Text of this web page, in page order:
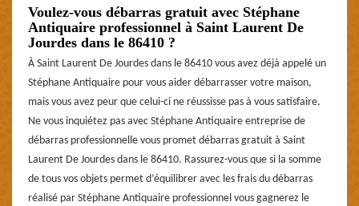
Voulez-vous débarras gratuit avec Stéphane
Antiquaire professionnel à Saint Laurent De
Jourdes dans le 86410 ?
À Saint Laurent De Jourdes dans le 86410 vous avez déjà appelé un
Stéphane Antiquaire pour vous aider débarrasser votre maison,
mais vous avez peur que celui-ci ne réussisse pas à vous satisfaire.
Ne vous inquiétez pas avec Stéphane Antiquaire entreprise de
débarras professionnelle vous promet débarras gratuit à Saint
Laurent De Jourdes dans le 86410. Rassurez-vous que si la somme
de tous vos objets permet d’équilibrer avec les frais du débarras
réalisé par Stéphane Antiquaire professionnel vous gagnerez le